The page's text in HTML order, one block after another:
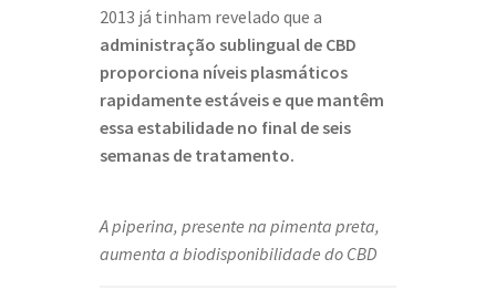
2013 já tinham revelado que a
administração sublingual de CBD
proporciona níveis plasmáticos
rapidamente estáveis e que mantêm
essa estabilidade no final de seis
semanas de tratamento.
A piperina, presente na pimenta preta,
aumenta a biodisponibilidade do CBD